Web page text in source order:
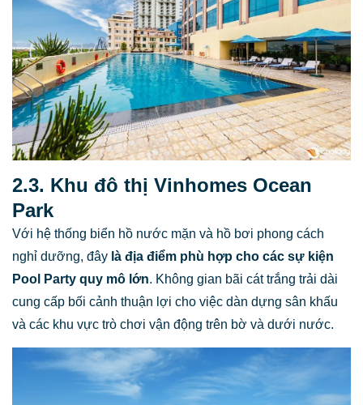
2.3. Khu đô thị Vinhomes Ocean
Park
Với hệ thống biển hồ nước mặn và hồ bơi phong cách
nghỉ dưỡng, đây là địa điểm phù hợp cho các sự kiện
Pool Party quy mô lớn. Không gian bãi cát trắng trải dài
cung cấp bối cảnh thuận lợi cho việc dàn dựng sân khấu
và các khu vực trò chơi vận động trên bờ và dưới nước.